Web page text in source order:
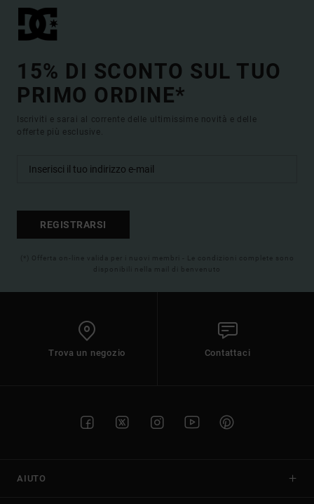
15% DI SCONTO SUL TUO
PRIMO ORDINE*
Iscriviti e sarai al corrente delle ultimissime novità e delle
offerte più esclusive.
REGISTRARSI
(*) Offerta on-line valida per i nuovi membri - Le condizioni complete sono
disponibili nella mail di benvenuto
Trova un negozio Contattaci
AIUTO